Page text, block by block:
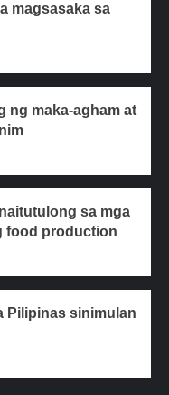
magsasaka sa
ng maka-agham at
sa mga
food production
Pilipinas sinimulan